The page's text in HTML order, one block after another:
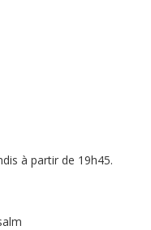
à partir de 19h45.